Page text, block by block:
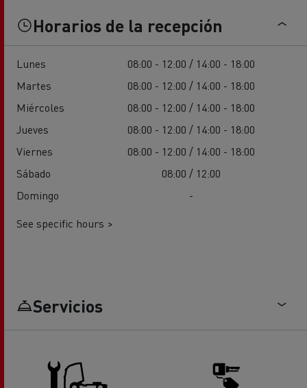
Horarios de la recepción
Lunes
08:00 - 12:00 / 14:00 - 18:00
Martes
08:00 - 12:00 / 14:00 - 18:00
Miércoles
08:00 - 12:00 / 14:00 - 18:00
Jueves
08:00 - 12:00 / 14:00 - 18:00
Viernes
08:00 - 12:00 / 14:00 - 18:00
Sábado
08:00 / 12:00
Domingo
-
See specific hours >
Servicios